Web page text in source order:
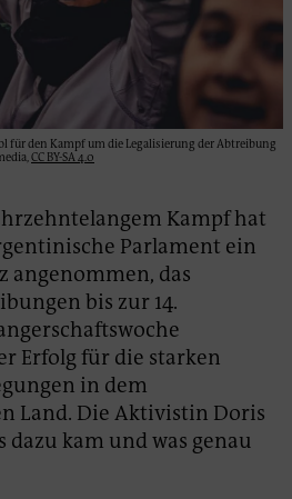
für den Kampf um die Legalisierung der Abtreibung
CC BY-SA 4.0
Kampf hat
Parlament ein
angenommen, das
bis zur 14.
Erfolg für die starken
in dem
Land. Die Aktivistin Doris
dazu kam und was genau